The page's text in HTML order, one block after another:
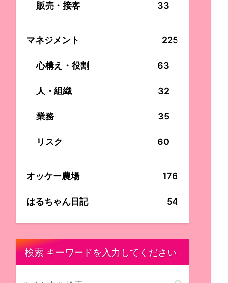
販売・接客 33
マネジメント 225
心構え・役割 63
人・組織 32
業務 35
リスク 60
オッケー農場 176
はるちゃん日記 54
検索 キーワードを入力してください